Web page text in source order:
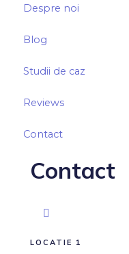
Despre noi
Blog
Studii de caz
Reviews
Contact
Contact
LOCATIE 1